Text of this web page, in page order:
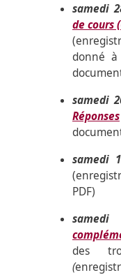
samedi
de cours
donné à
samedi
Réponses
samedi
PDF)
des
(